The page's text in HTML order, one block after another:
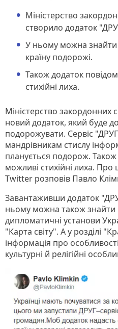
Міністерство
створило додаток
У ньому можна знайти
країну подорожі.
Також додаток
стихійні лиха.
Міністерство закордонних
новий додаток, який буде
подорожувати. Сервіс
мандрівникам стислу
планується подорож.
можливі стихійні лиха. Про
Twitter розповів Павло
Завантаживши додаток
ньому можна також знайти
дипломатичні установи
"Карта світу". А у розділі
інформація про
культурні й релігійні